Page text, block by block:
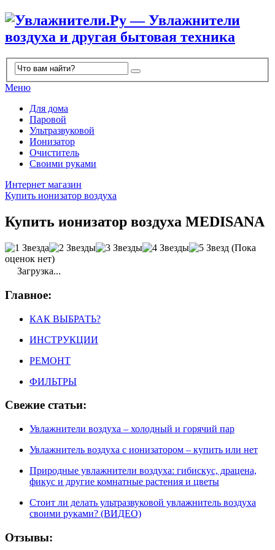
Меню
Для дома
Паровой
Ультразвуковой
Ионизатор
Очиститель
Своими руками
Интернет магазин
Купить ионизатор воздуха
Купить ионизатор воздуха MEDISANA
(Пока
оценок нет)
Загрузка...
Главное:
КАК ВЫБРАТЬ?
ИНСТРУКЦИИ
РЕМОНТ
ФИЛЬТРЫ
Свежие статьи:
Увлажнители воздуха – холодный и горячий пар
Увлажнитель воздуха с ионизатором – купить или нет
Природные увлажнители воздуха: гибискус, драцена,
фикус и другие комнатные растения и цветы
Стоит ли делать ультразвуковой увлажнитель воздуха
своими руками? (ВИДЕО)
Отзывы: